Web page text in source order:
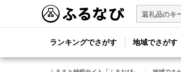
ランキングでさがす 地域でさがす